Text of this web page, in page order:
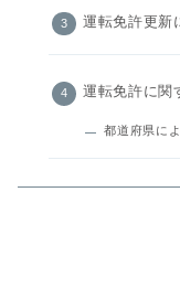
運転免許更新
運転免許に関
都道府県に